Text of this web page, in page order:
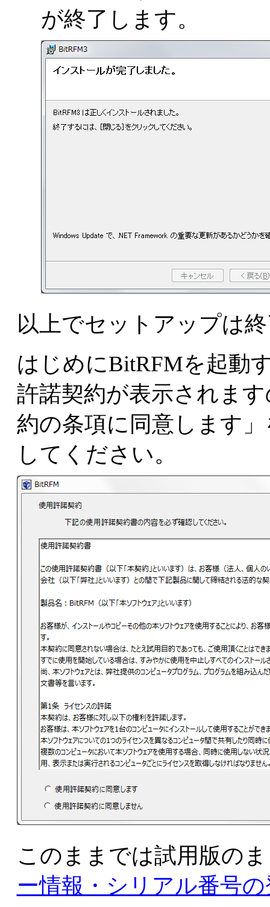
が終了します。
以上でセットアップは
はじめにBitRFMを起動
許諾契約が表示されま
約の条項に同意します
してください。
このままでは試用版の
ー情報・シリアル番号